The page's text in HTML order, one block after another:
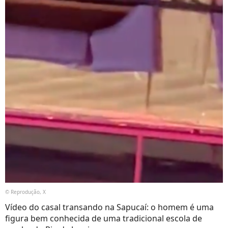
© Reprodução, X
Vídeo do casal transando na Sapucaí: o homem é uma
figura bem conhecida de uma tradicional escola de